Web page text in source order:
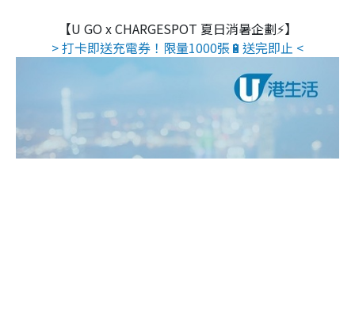
【U GO x CHARGESPOT 夏日消暑企劃⚡】
> 打卡即送充電券！限量1000張🔋送完即止 <